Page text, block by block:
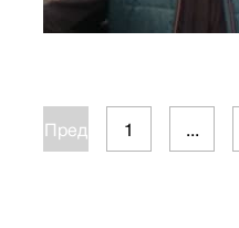
Пред. 1 ...